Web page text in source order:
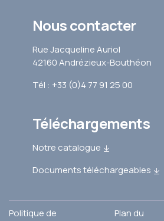
Nous contacter
Rue Jacqueline Auriol
42160 Andrézieux-Bouthéon
Tél : +33 (0)4 77 91 25 00
Téléchargements
Notre catalogue
Documents téléchargeables
Politique de
Plan du